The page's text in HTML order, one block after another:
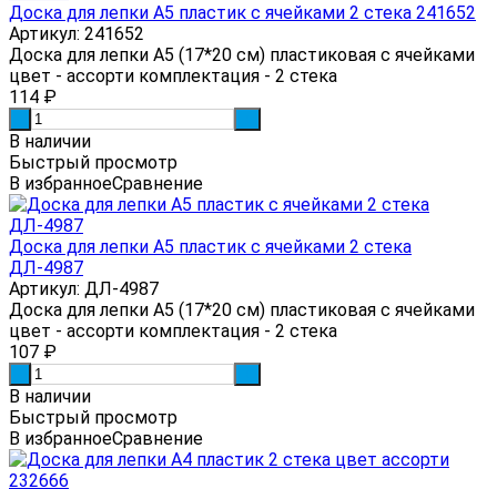
Доска для лепки А5 пластик с ячейками 2 стека 241652
Артикул: 241652
Доска для лепки А5 (17*20 см) пластиковая с ячейками
цвет - ассорти комплектация - 2 стека
114 ₽
В наличии
Быстрый просмотр
В избранноеСравнение
Доска для лепки А5 пластик с ячейками 2 стека
ДЛ-4987
Артикул: ДЛ-4987
Доска для лепки А5 (17*20 см) пластиковая с ячейками
цвет - ассорти комплектация - 2 стека
107 ₽
В наличии
Быстрый просмотр
В избранноеСравнение